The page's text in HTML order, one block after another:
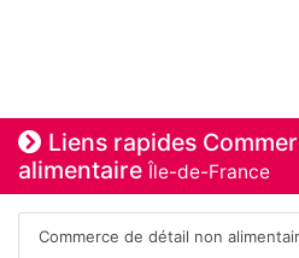
Liens rapides
alimentaireÎle-de-France
Commerce de détail non